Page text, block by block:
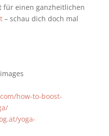
für einen ganzheitlichen
– schau dich doch mal
how-to-boost-
yoga-